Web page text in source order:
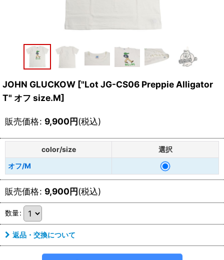
JOHN GLUCKOW ["Lot JG-CS06 Preppie Alligator
T" オフ size.M]
販売価格: 9,900円(税込)
color/size
選択
オフ/M
販売価格: 9,900円(税込)
数量:
返品・交換について